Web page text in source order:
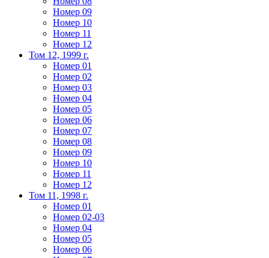
Номер 09
Номер 10
Номер 11
Номер 12
Том 12, 1999 г.
Номер 01
Номер 02
Номер 03
Номер 04
Номер 05
Номер 06
Номер 07
Номер 08
Номер 09
Номер 10
Номер 11
Номер 12
Том 11, 1998 г.
Номер 01
Номер 02-03
Номер 04
Номер 05
Номер 06